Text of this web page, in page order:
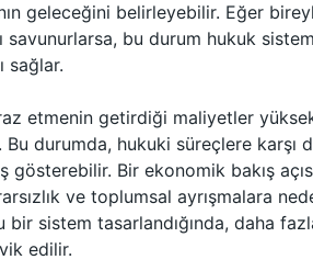
geleceğini belirleyebilir. Eğer
savunurlarsa, bu durum hukuk
sağlar.
etmenin getirdiği maliyetler
Bu durumda, hukuki süreçlere
gösterebilir. Bir ekonomik bakış
ve toplumsal ayrışmalara
bir sistem tasarlandığında, daha
edilir.